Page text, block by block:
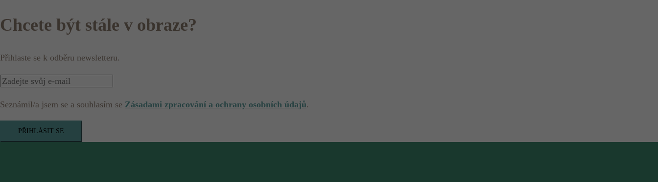
Chcete být stále v obraze?
Přihlaste se k odběru newsletteru.
Seznámil/a jsem se a souhlasím se Zásadami zpracování a ochrany osobních údajů.
PŘIHLÁSIT SE